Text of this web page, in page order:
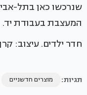
שנרכשו כאן בתל-
המעצבת בעבודת יד.
חדר ילדים. עיצוב:
תגיות: מוצרים חדשניים